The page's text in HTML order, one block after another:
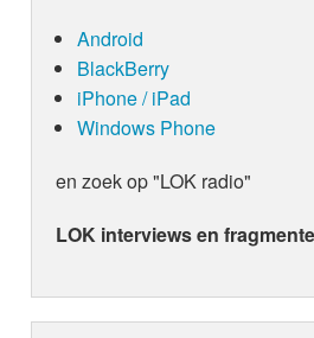
Android
BlackBerry
iPhone / iPad
Windows Phone
en zoek op "LOK radio"
LOK interviews en